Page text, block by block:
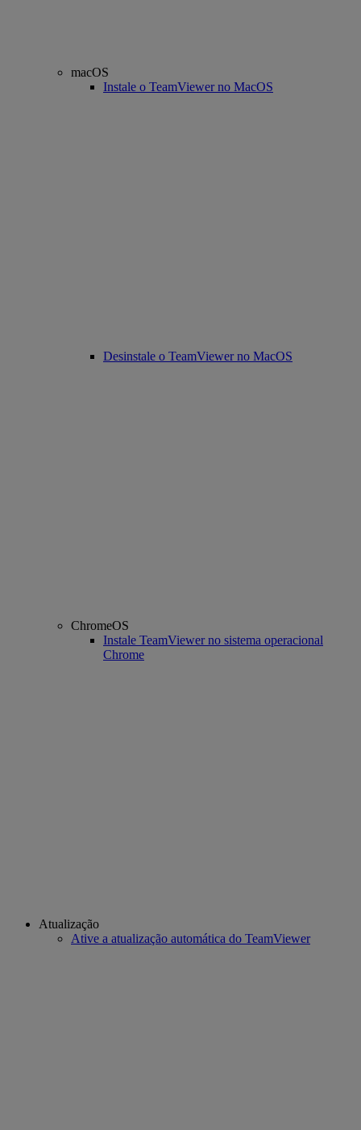
macOS
Instale o TeamViewer no MacOS
Desinstale o TeamViewer no MacOS
ChromeOS
Instale TeamViewer no sistema operacional
Chrome
Atualização
Ative a atualização automática do TeamViewer